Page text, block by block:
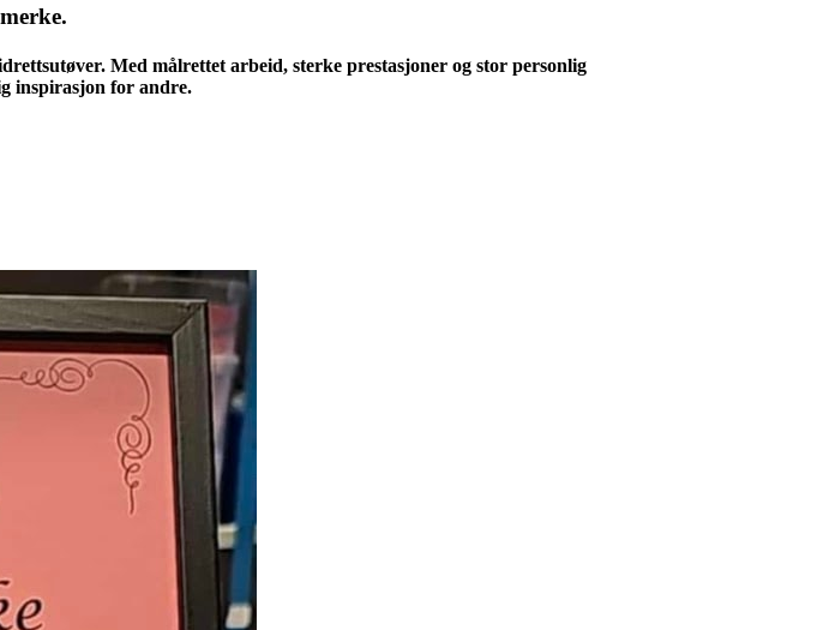
.
Med målrettet arbeid, sterke prestasjoner og stor personlig
inspirasjon for andre.